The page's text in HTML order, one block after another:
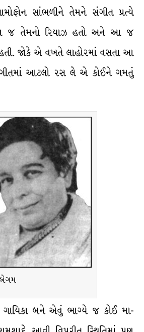
સાંભળીને તેમને સંગીત પ્રત્યે
જ તેમનો રિયાઝ હતો અને આ જ
જોકે એ વખતે લાહોરમાં વસતા આ
આટલો રસ લે એ કોઈને ગમતું
ગાયિકા બને એવું ભાગ્યે જ કોઈ મા-